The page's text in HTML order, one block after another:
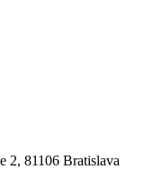
2, 81106 Bratislava